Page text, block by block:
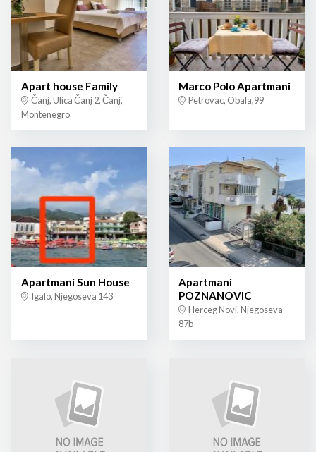
Apart house Family
Čanj, Ulica Čanj 2, Čanj,
Montenegro
Marco Polo Apartmani
Petrovac, Obala,99
Apartmani Sun House
Igalo, Njegoseva 143
Apartmani
POZNANOVIC
Herceg Novi, Njegoseva
87b